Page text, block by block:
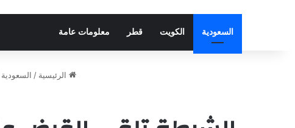
السعودية الكويت قطر معلومات عامة
الرئيسية / السعودية